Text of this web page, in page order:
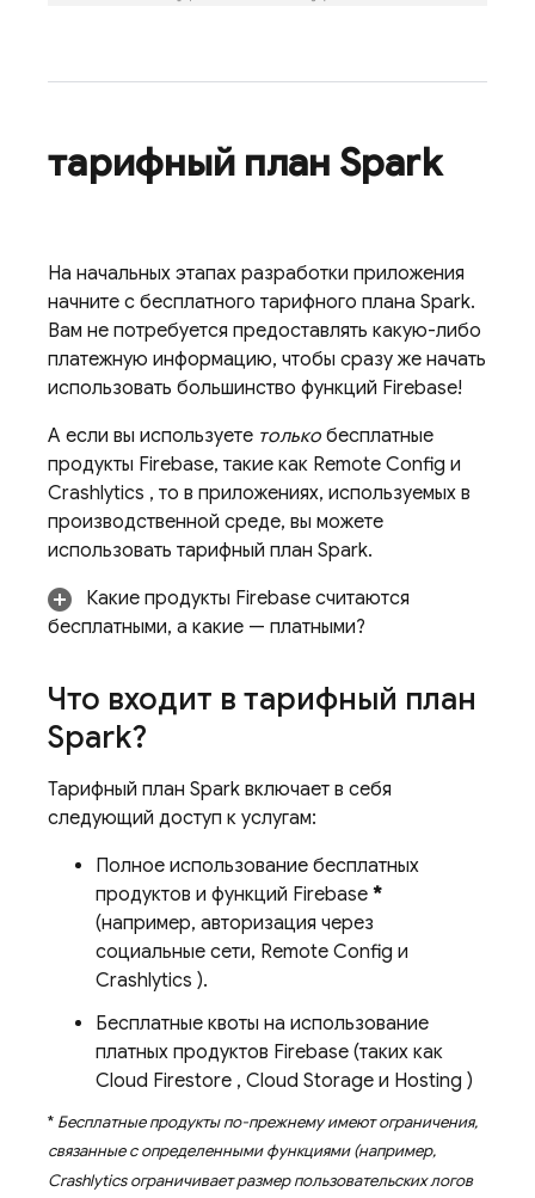
тарифный план Spark
На начальных этапах разработки приложения
начните с бесплатного тарифного плана Spark.
Вам не потребуется предоставлять какую-либо
платежную информацию, чтобы сразу же начать
использовать большинство функций Firebase!
А если вы используете только бесплатные
продукты Firebase, такие как Remote Config и
Crashlytics , то в приложениях, используемых в
производственной среде, вы можете
использовать тарифный план Spark.
Какие продукты Firebase считаются
бесплатными, а какие — платными?
Что входит в тарифный план
Spark?
Тарифный план Spark включает в себя
следующий доступ к услугам:
Полное использование бесплатных
продуктов и функций Firebase *
(например, авторизация через
социальные сети, Remote Config и
Crashlytics ).
Бесплатные квоты на использование
платных продуктов Firebase (таких как
Cloud Firestore , Cloud Storage и Hosting )
* Бесплатные продукты по-прежнему имеют ограничения,
связанные с определенными функциями (например,
Crashlyticsограничивает размер пользовательских логов